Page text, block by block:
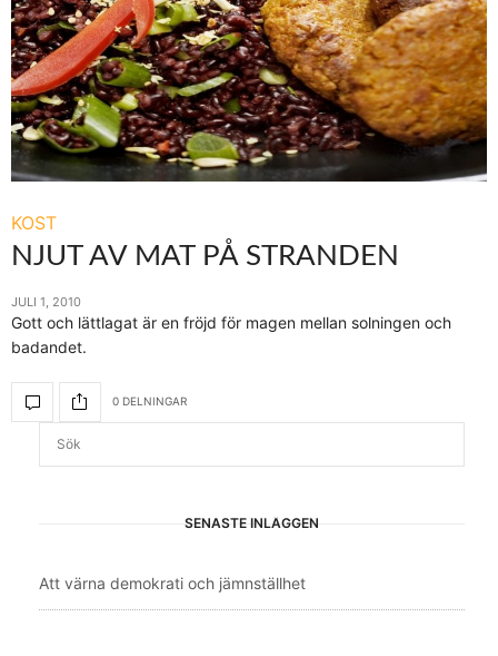
KOST
NJUT AV MAT PÅ STRANDEN
JULI 1, 2010
Gott och lättlagat är en fröjd för magen mellan solningen och
badandet.
0 DELNINGAR
SENASTE INLÄGGEN
Att värna demokrati och jämnställhet